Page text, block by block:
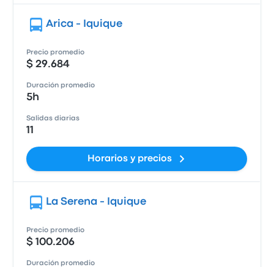
Arica - Iquique
Precio promedio
$ 29.684
Duración promedio
5h
Salidas diarias
11
Horarios y precios
La Serena - Iquique
Precio promedio
$ 100.206
Duración promedio